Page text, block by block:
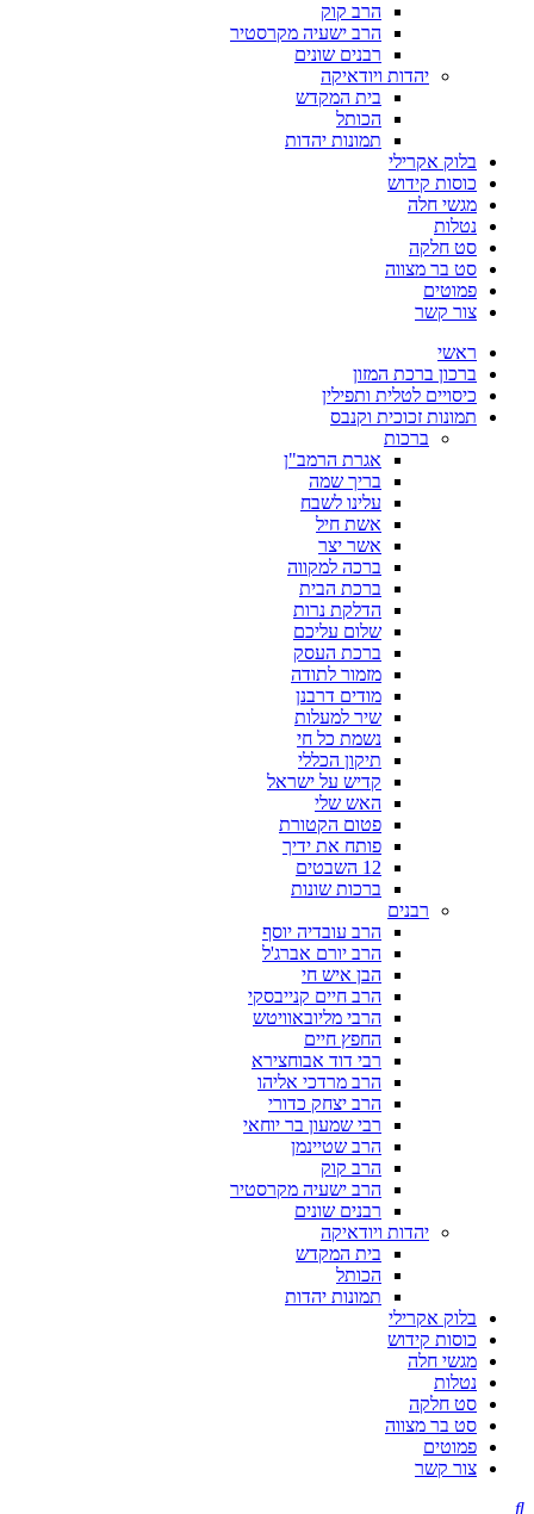
הרב קוק
הרב ישעיה מקרסטיר
רבנים שונים
יהדות ויודאיקה
בית המקדש
הכותל
תמונות יהדות
בלוק אקרילי
כוסות קידוש
מגשי חלה
נטלות
סט חלקה
סט בר מצווה
פמוטים
צור קשר
ראשי
ברכון ברכת המזון
כיסויים לטלית ותפילין
תמונות זכוכית וקנבס
ברכות
אגרת הרמב"ן
בריך שמה
עלינו לשבח
אשת חיל
אשר יצר
ברכה למקווה
ברכת הבית
הדלקת נרות
שלום עליכם
ברכת העסק
מזמור לתודה
מודים דרבנן
שיר למעלות
נשמת כל חי
תיקון הכללי
קדיש על ישראל
האש שלי
פטום הקטורת
פותח את ידיך
12 השבטים
ברכות שונות
רבנים
הרב עובדיה יוסף
הרב יורם אברג'ל
הבן איש חי
הרב חיים קנייבסקי
הרבי מליובאוויטש
החפץ חיים
רבי דוד אבוחצירא
הרב מרדכי אליהו
הרב יצחק כדורי
רבי שמעון בר יוחאי
הרב שטיינמן
הרב קוק
הרב ישעיה מקרסטיר
רבנים שונים
יהדות ויודאיקה
בית המקדש
הכותל
תמונות יהדות
בלוק אקרילי
כוסות קידוש
מגשי חלה
נטלות
סט חלקה
סט בר מצווה
פמוטים
צור קשר